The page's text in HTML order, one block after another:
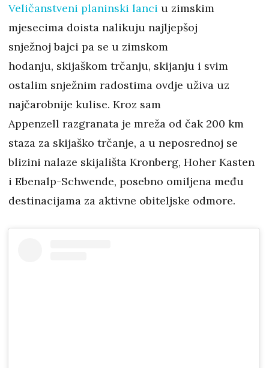
Veličanstveni planinski lanci u zimskim
mjesecima doista nalikuju najljepšoj
snježnoj bajci pa se u zimskom
hodanju, skijaškom trčanju, skijanju i svim
ostalim snježnim radostima ovdje uživa uz
najčarobnije kulise. Kroz sam
Appenzell razgranata je mreža od čak 200 km
staza za skijaško trčanje, a u neposrednoj se
blizini nalaze skijališta Kronberg, Hoher Kasten
i Ebenalp-Schwende, posebno omiljena među
destinacijama za aktivne obiteljske odmore.